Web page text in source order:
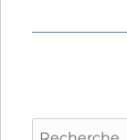
Recherche